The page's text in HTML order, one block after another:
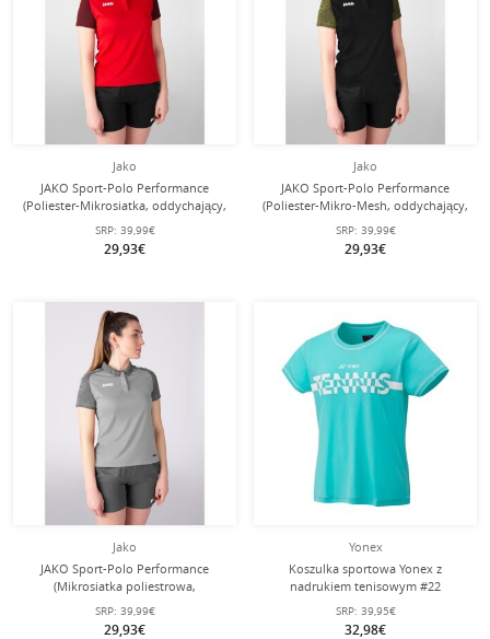
Jako
JAKO Sport-Polo Performance
(Poliester-Mikrosiatka, oddychający,
szybko schnący) czerwony/czarny
damski
SRP: 39,99€
29,93€
Jako
JAKO Sport-Polo Performance
(Poliester-Mikro-Mesh, oddychający,
szybko schnący) czarny/żółty
Damskie
SRP: 39,99€
29,93€
Jako
JAKO Sport-Polo Performance
(Mikrosiatka poliestrowa,
oddychająca, szybko schnąca)
jasnoszary damski
SRP: 39,99€
29,93€
Yonex
Koszulka sportowa Yonex z
nadrukiem tenisowym #22
aquablau damska
SRP: 39,95€
32,98€